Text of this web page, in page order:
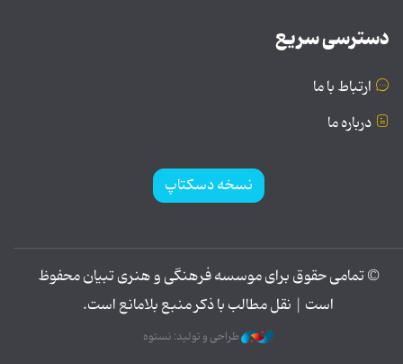
دسترسی سریع
ارتباط با ما
درباره ما
نسخه دسکتاپ
© تمامی حقوق برای موسسه فرهنگی و هنری تبیان محفوظ
است | نقل مطالب با ذکر منبع بلامانع است.
طراحی و تولید: نستوه